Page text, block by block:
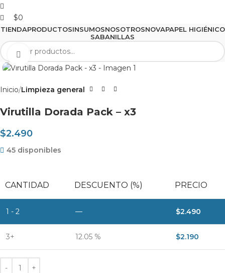
$0
TIENDAPRODUCTOSINSUMOSNOSOTROSNOVAPAPEL HIGIÉNICO
SABANILLAS
Clic para agrandar
Inicio Limpieza general
Virutilla Dorada Pack – x3
$2.490
45 disponibles
CANTIDAD DESCUENTO (%) PRECIO
1 - 2 — $2.490
3+ 12.05 % $2.190